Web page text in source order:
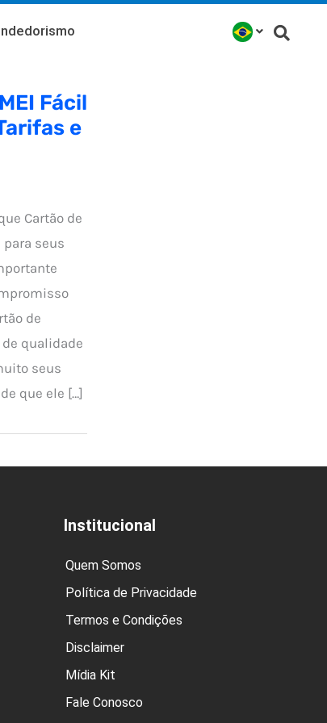
Fácil
e
Cartão de
para seus
de
de qualidade
seus
que ele […]
Institucional
Quem Somos
Política de Privacidade
Termos e Condições
Disclaimer
Mídia Kit
Fale Conosco